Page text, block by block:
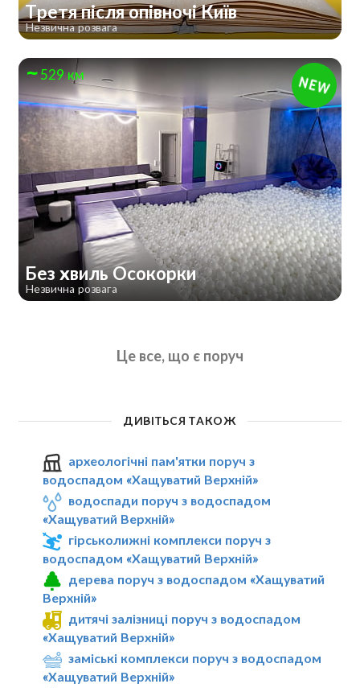
Третя після опівночі Київ
Незвична розвага
529 км
Без хвиль Осокорки
Незвична розвага
Це все, що є поруч
ДИВІТЬСЯ ТАКОЖ
археологічні пам'ятки поруч з
водоспадом «Хащуватий Верхній»
водоспади поруч з водоспадом
«Хащуватий Верхній»
гірськолижні комплекси поруч з
водоспадом «Хащуватий Верхній»
дерева поруч з водоспадом «Хащуватий
Верхній»
дитячі залізниці поруч з водоспадом
«Хащуватий Верхній»
заміські комплекси поруч з водоспадом
«Хащуватий Верхній»